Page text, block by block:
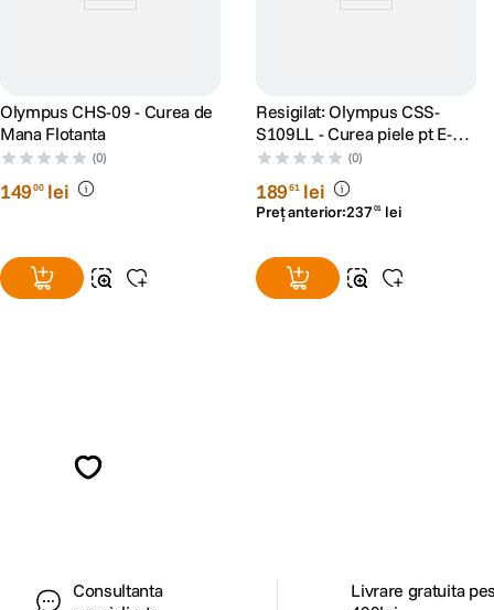
Olympus CHS-09 - Curea de
Mana Flotanta
(0)
14900 lei
Resigilat: Olympus CSS-
S109LL - Curea piele pt E-P1
- Alba - RS45108126
(0)
18961 lei
Preț anterior:23701 lei
Consultanta
Livrare gratuita